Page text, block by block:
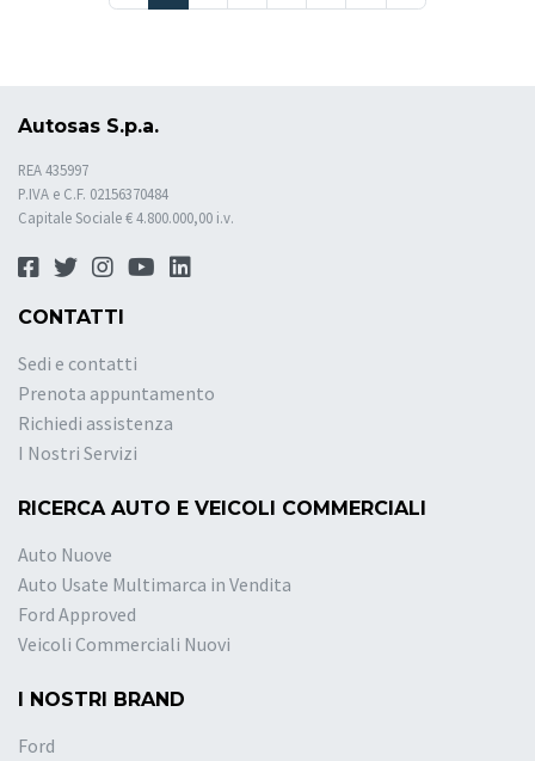
Autosas S.p.a.
REA 435997
P.IVA e C.F. 02156370484
Capitale Sociale € 4.800.000,00 i.v.
CONTATTI
Sedi e contatti
Prenota appuntamento
Richiedi assistenza
I Nostri Servizi
RICERCA AUTO E VEICOLI COMMERCIALI
Auto Nuove
Auto Usate Multimarca in Vendita
Ford Approved
Veicoli Commerciali Nuovi
I NOSTRI BRAND
Ford